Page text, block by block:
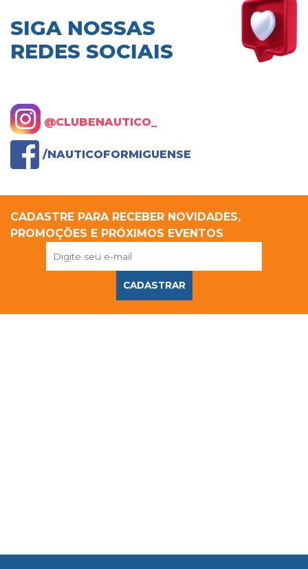
SIGA NOSSAS
REDES SOCIAIS
@CLUBENAUTICO_
/NAUTICOFORMIGUENSE
CADASTRE PARA RECEBER NOVIDADES,
PROMOÇÕES E PRÓXIMOS EVENTOS